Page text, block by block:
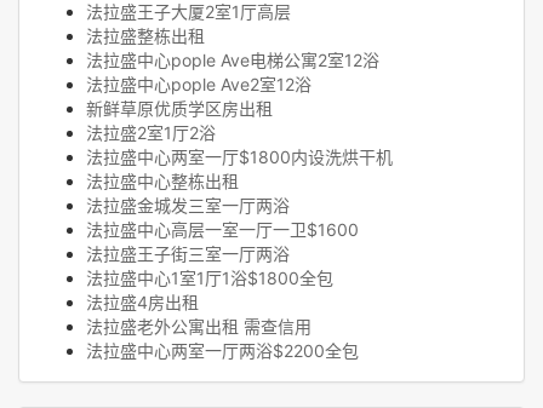
法拉盛王子大厦2室1厅高层
法拉盛整栋出租
法拉盛中心pople Ave电梯公寓2室12浴
法拉盛中心pople Ave2室12浴
新鲜草原优质学区房出租
法拉盛2室1厅2浴
法拉盛中心两室一厅$1800内设洗烘干机
法拉盛中心整栋出租
法拉盛金城发三室一厅两浴
法拉盛中心高层一室一厅一卫$1600
法拉盛王子街三室一厅两浴
法拉盛中心1室1厅1浴$1800全包
法拉盛4房出租
法拉盛老外公寓出租 需查信用
法拉盛中心两室一厅两浴$2200全包